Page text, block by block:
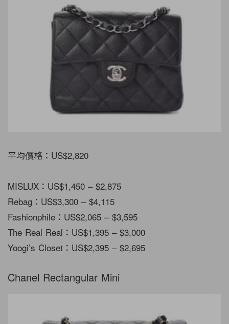
平均價格：US$2,820
MISLUX：US$1,450 – $2,875
Rebag：US$3,300 – $4,115
Fashionphile：US$2,065 – $3,595
The Real Real：US$1,395 – $3,000
Yoogi’s Closet：US$2,395 – $2,695
Chanel Rectangular Mini